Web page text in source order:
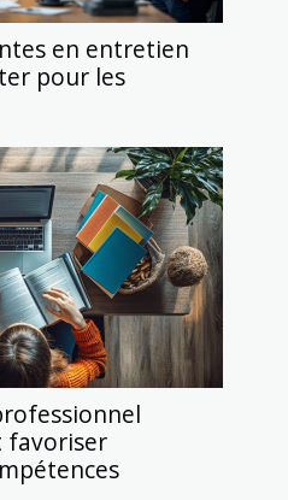
en entretien
pour les
favoriser